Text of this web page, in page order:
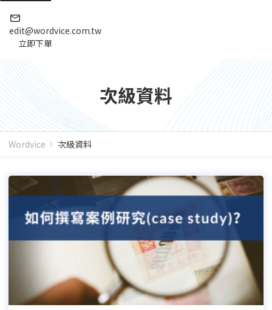
edit@wordvice.com.tw
立即下單
次級資料
Wordvice 次級資料